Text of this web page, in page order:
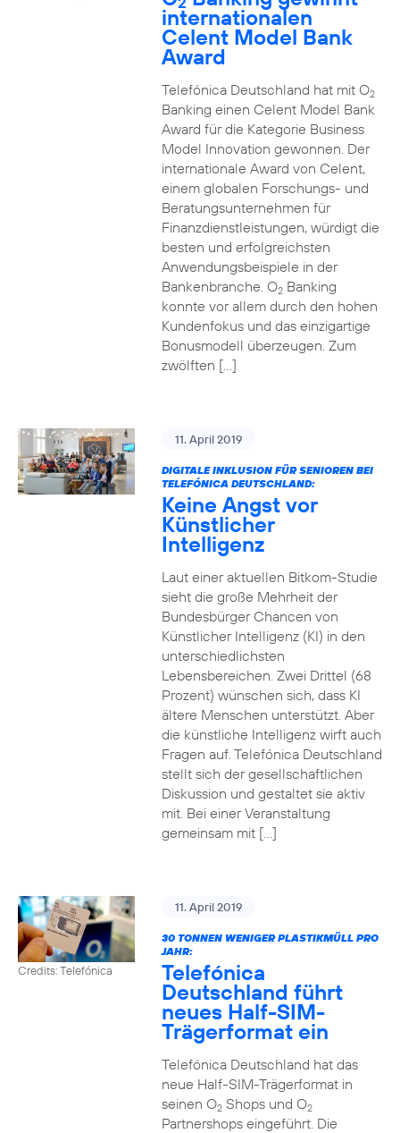
internationalen
Celent Model Bank
Award
Telefónica Deutschland hat mit O2
Banking einen Celent Model Bank
Award für die Kategorie Business
Model Innovation gewonnen. Der
internationale Award von Celent,
einem globalen Forschungs- und
Beratungsunternehmen für
Finanzdienstleistungen, würdigt die
besten und erfolgreichsten
Anwendungsbeispiele in der
Bankenbranche. O2Banking
konnte vor allem durch den hohen
Kundenfokus und das einzigartige
Bonusmodell überzeugen. Zum
zwölften […]
11. April 2019
DIGITALE INKLUSION FÜR SENIOREN BEI
TELEFÓNICA DEUTSCHLAND:
Keine Angst vor
Künstlicher
Intelligenz
Laut einer aktuellen Bitkom-Studie
sieht die große Mehrheit der
Bundesbürger Chancen von
Künstlicher Intelligenz (KI) in den
unterschiedlichsten
Lebensbereichen. Zwei Drittel (68
Prozent) wünschen sich, dass KI
ältere Menschen unterstützt. Aber
die künstliche Intelligenz wirft auch
Fragen auf. Telefónica Deutschland
stellt sich der gesellschaftlichen
Diskussion und gestaltet sie aktiv
mit. Bei einer Veranstaltung
gemeinsam mit […]
Credits: Telefónica
11. April 2019
30 TONNEN WENIGER PLASTIKMÜLL PRO
JAHR:
Telefónica
Deutschland führt
neues Half-SIM-
Trägerformat ein
Telefónica Deutschland hat das
neue Half-SIM-Trägerformat in
seinen O2Shops und O2
Partnershops eingeführt. Die